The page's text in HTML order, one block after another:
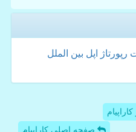
رپورتاژ اپل بین الملل
کاراپیام
صفحه اصلی کاراپیام